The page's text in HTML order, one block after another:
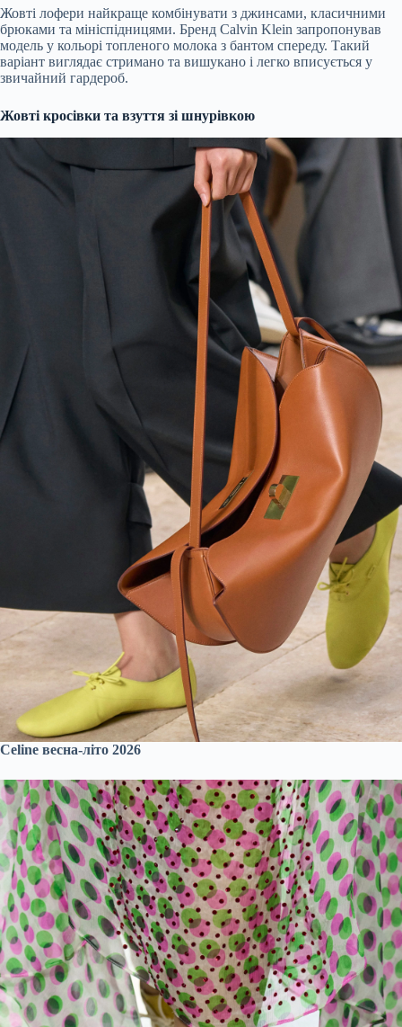
Жовті лофери найкраще комбінувати з джинсами, класичними
брюками та мініспідницями. Бренд Calvin Klein запропонував
модель у кольорі топленого молока з бантом спереду. Такий
варіант виглядає стримано та вишукано і легко вписується у
звичайний гардероб.
Жовті кросівки та взуття зі шнурівкою
Celine весна-літо 2026